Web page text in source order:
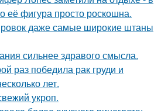
её фигура просто роскошна.
даже самые широкие штаны
сильнее здравого смысла.
раз победила рак груди и
лет.
укроп.